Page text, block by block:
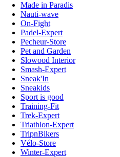
Made in Paradis
Nauti-wave
On-Fight
Padel-Expert
Pecheur-Store
Pet and Garden
Slowood Interior
Smash-Expert
Sneak'In
Sneakids
Sport is good
Training-Fit
Trek-Expert
Triathlon-Expert
TripnBikers
Vélo-Store
Winter-Expert